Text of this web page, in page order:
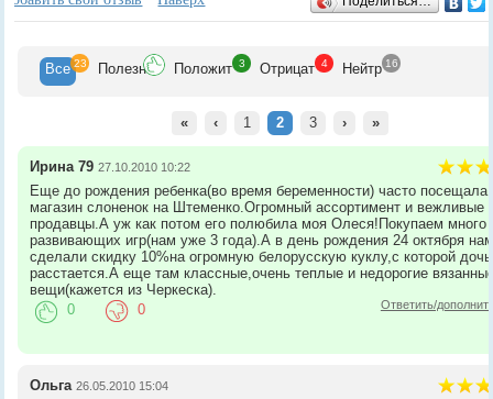
Все 23 Полезн Положит 3 Отрицат 4 Нейтр 16
« ‹ 1 2 3 › »
Ирина 79 27.10.2010 10:22
Еще до рождения ребенка(во время беременности) часто посещала
магазин слоненок на Штеменко.Огромный ассортимент и вежливые
продавцы.А уж как потом его полюбила моя Олеся!Покупаем много
развивающих игр(нам уже 3 года).А в день рождения 24 октября
сделали скидку 10%на огромную белорусскую куклу,с которой
расстается.А еще там классные,очень теплые и недорогие
вещи(кажется из Черкеска).
Ответить/
0 0
Ольга 26.05.2010 15:04